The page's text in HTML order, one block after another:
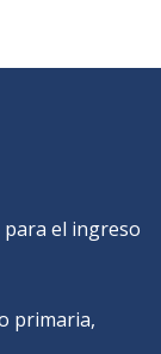
para el ingreso
primaria,